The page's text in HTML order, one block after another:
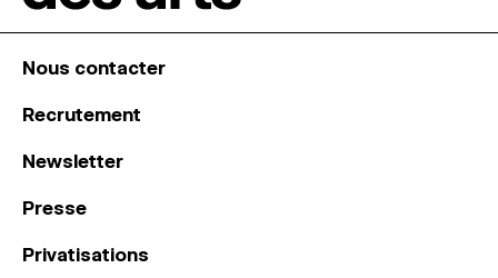
Nous contacter
Recrutement
Newsletter
Presse
Privatisations